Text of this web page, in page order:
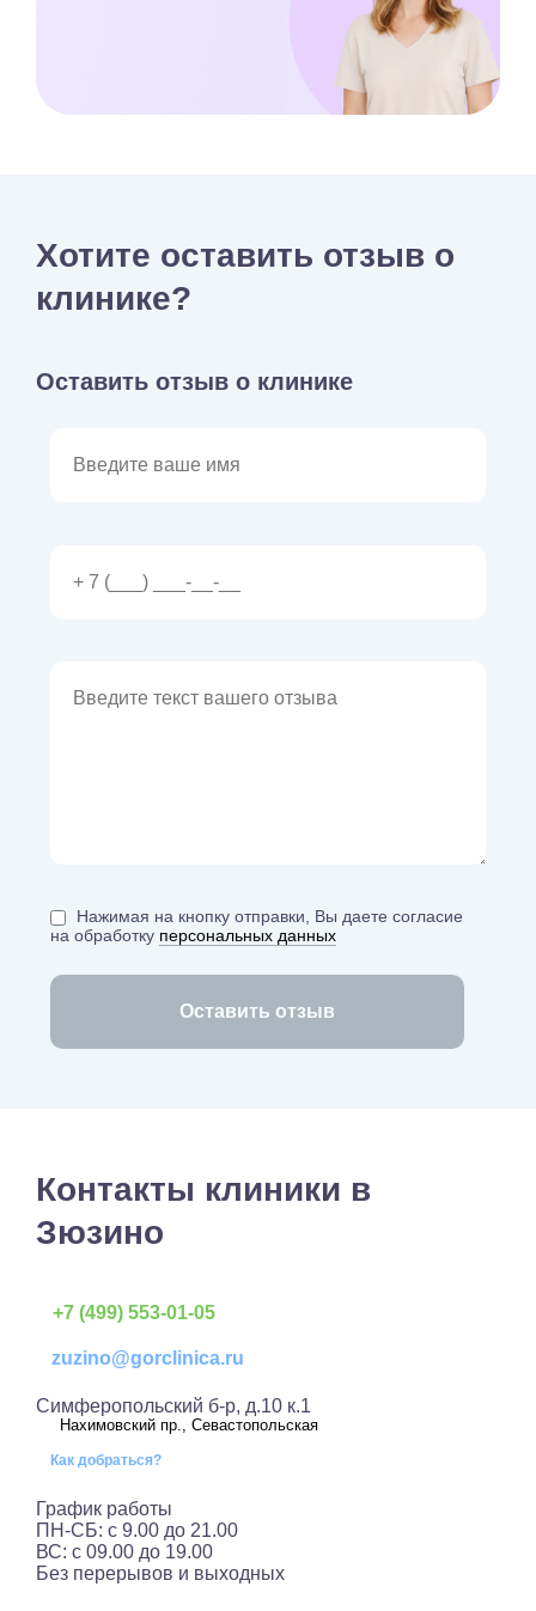
Хотите оставить отзыв о
клинике?
Оставить отзыв о клинике
Нажимая на кнопку отправки, Вы даете согласие
на обработку персональных данных
Контакты клиники в
Зюзино
+7 (499) 553-01-05
zuzino@gorclinica.ru
Симферопольский б-р, д.10 к.1
Нахимовский пр., Севастопольская
Как добраться?
График работы
ПН-СБ: с 9.00 до 21.00
ВС: с 09.00 до 19.00
Без перерывов и выходных